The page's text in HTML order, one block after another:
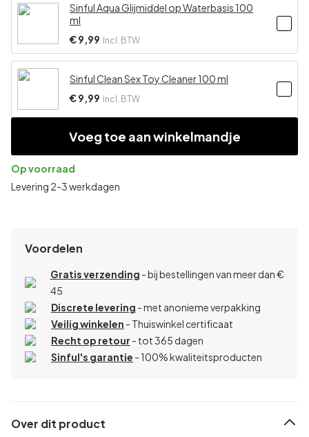
Sinful Aqua Glijmiddel op Waterbasis 100
ml
€ 9,99 Incl. BTW
Sinful Clean Sex Toy Cleaner 100 ml
€ 9,99 Incl. BTW
Voeg toe aan winkelmandje
Op voorraad
Levering 2-3 werkdagen
Voordelen
Gratis verzending - bij bestellingen van meer dan €
45
Discrete levering - met anonieme verpakking
Veilig winkelen - Thuiswinkel certificaat
Recht op retour - tot 365 dagen
Sinful's garantie - 100% kwaliteitsproducten
Over dit product